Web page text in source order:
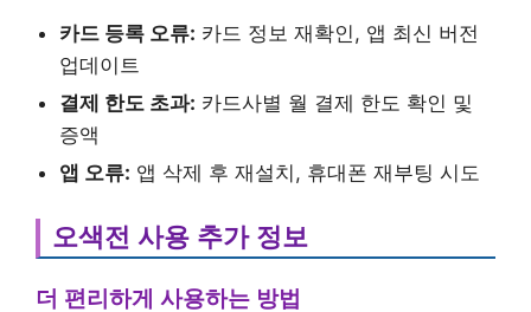
카드 등록 오류: 카드 정보 재확인, 앱 최신 버전
업데이트
결제 한도 초과: 카드사별 월 결제 한도 확인 및
증액
앱 오류: 앱 삭제 후 재설치, 휴대폰 재부팅 시도
오색전 사용 추가 정보
더 편리하게 사용하는 방법